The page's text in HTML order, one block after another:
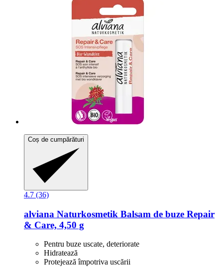
Coș de cumpărături
4.7 (36)
alviana Naturkosmetik Balsam de buze Repair
& Care, 4,50 g
Pentru buze uscate, deteriorate
Hidratează
Protejează împotriva uscării